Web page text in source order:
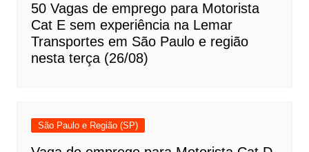
50 Vagas de emprego para Motorista
Cat E sem experiência na Lemar
Transportes em São Paulo e região
nesta terça (26/08)
São Paulo e Região (SP)